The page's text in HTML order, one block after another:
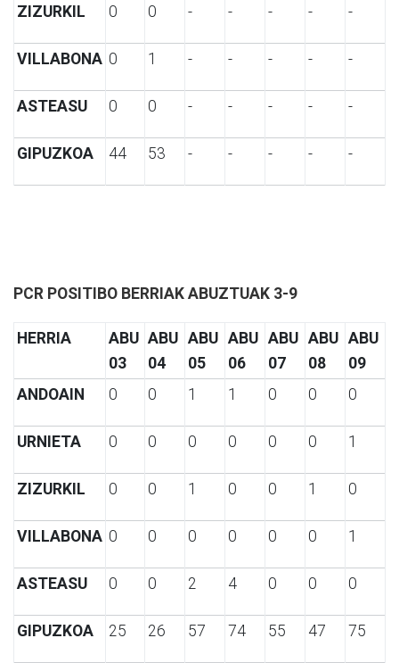
ZIZURKIL 0 0 - - - - -
VILLABONA 0 1 - - - - -
ASTEASU 0 0 - - - - -
GIPUZKOA 44 53 - - - - -
PCR POSITIBO BERRIAK ABUZTUAK 3-9
HERRIA
ABU
03
ABU
04
ABU
05
ABU
06
ABU
07
ABU
08
ABU
09
ANDOAIN
0 0 1 1 0 0 0
URNIETA 0 0 0 0 0 0 1
ZIZURKIL 0 0 1 0 0 1 0
VILLABONA 0 0 0 0 0 0 1
ASTEASU 0 0 2 4 0 0 0
GIPUZKOA 25 26 57 74 55 47 75